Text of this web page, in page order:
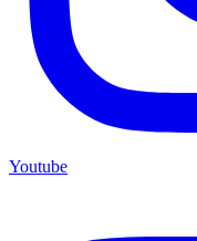
Youtube